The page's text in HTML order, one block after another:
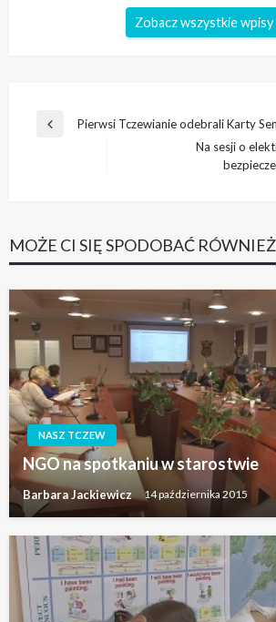
Zobacz wszystkie wpisy
Nawigacja
Poprzedni
Pierwsi Tczewianie odebrali Karty
Na sesji o
MOŻE CI SIĘ SPODOBAĆ RÓWNIEŻ
NASZ TCZEW
NGO na spotkaniu w starostwie
Barbara Jackiewicz 14 października 2015